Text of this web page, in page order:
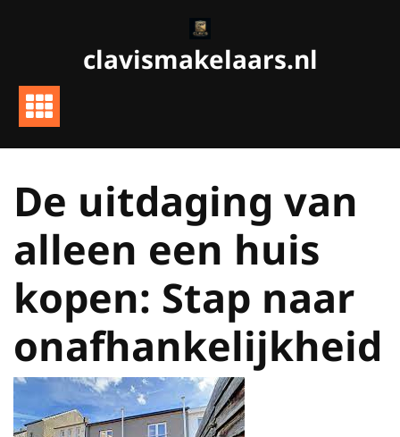
clavismakelaars.nl
De uitdaging van
alleen een huis
kopen: Stap naar
onafhankelijkheid